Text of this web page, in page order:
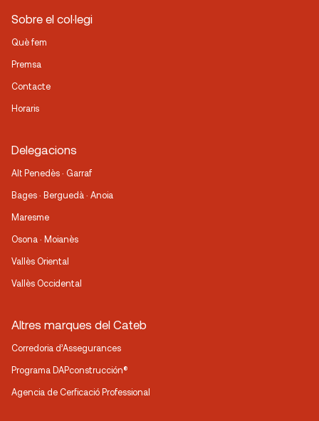
Sobre el col·legi
Què fem
Premsa
Contacte
Horaris
Delegacions
Alt Penedès · Garraf
Bages · Berguedà · Anoia
Maresme
Osona · Moianès
Vallès Oriental
Vallès Occidental
Altres marques del Cateb
Corredoria d’Assegurances
Programa DAPconstrucción®
Agencia de Cerficació Professional